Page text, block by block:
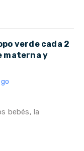
verde cada 2
materna y
bebés, la